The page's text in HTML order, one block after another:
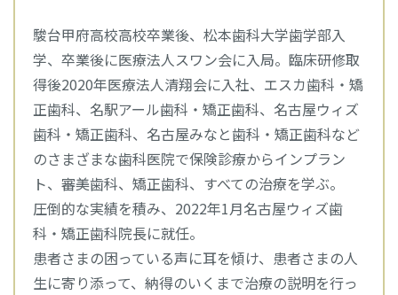
駿台甲府高校高校卒業後、松本歯科大学歯学部入
学、卒業後に医療法人スワン会に入局。臨床研修取
得後2020年医療法人清翔会に入社、エスカ歯科・矯
正歯科、名駅アール歯科・矯正歯科、名古屋ウィズ
歯科・矯正歯科、名古屋みなと歯科・矯正歯科など
のさまざまな歯科医院で保険診療からインプラン
ト、審美歯科、矯正歯科、すべての治療を学ぶ。
圧倒的な実績を積み、2022年1月名古屋ウィズ歯
科・矯正歯科院長に就任。
患者さまの困っている声に耳を傾け、患者さまの人
生に寄り添って、納得のいくまで治療の説明を行っ